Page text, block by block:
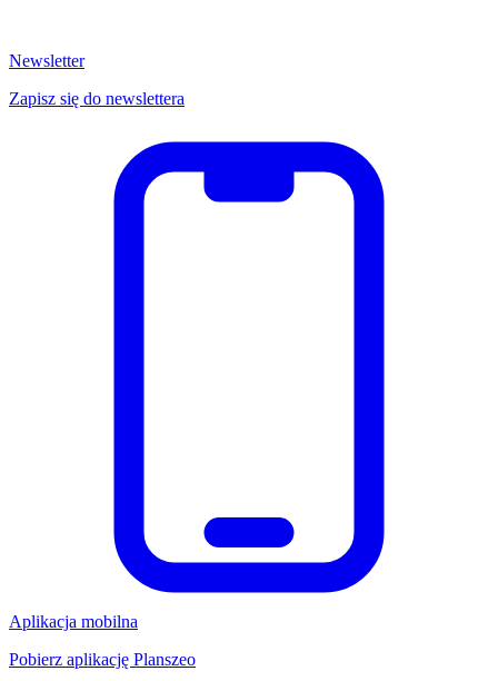
Newsletter
Zapisz się do newslettera
Aplikacja mobilna
Pobierz aplikację Planszeo